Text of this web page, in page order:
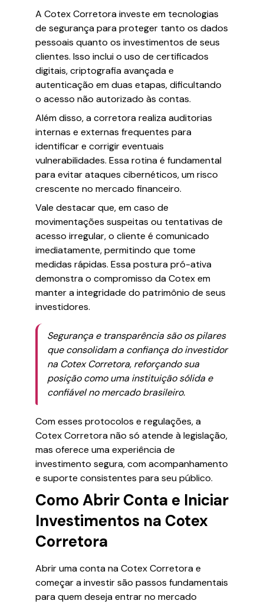
A Cotex Corretora investe em tecnologias
de segurança para proteger tanto os dados
pessoais quanto os investimentos de seus
clientes. Isso inclui o uso de certificados
digitais, criptografia avançada e
autenticação em duas etapas, dificultando
o acesso não autorizado às contas.
Além disso, a corretora realiza auditorias
internas e externas frequentes para
identificar e corrigir eventuais
vulnerabilidades. Essa rotina é fundamental
para evitar ataques cibernéticos, um risco
crescente no mercado financeiro.
Vale destacar que, em caso de
movimentações suspeitas ou tentativas de
acesso irregular, o cliente é comunicado
imediatamente, permitindo que tome
medidas rápidas. Essa postura pró-ativa
demonstra o compromisso da Cotex em
manter a integridade do patrimônio de seus
investidores.
Segurança e transparência são os pilares
que consolidam a confiança do investidor
na Cotex Corretora, reforçando sua
posição como uma instituição sólida e
confiável no mercado brasileiro.
Com esses protocolos e regulações, a
Cotex Corretora não só atende à legislação,
mas oferece uma experiência de
investimento segura, com acompanhamento
e suporte consistentes para seu público.
Como Abrir Conta e Iniciar
Investimentos na Cotex
Corretora
Abrir uma conta na Cotex Corretora e
começar a investir são passos fundamentais
para quem deseja entrar no mercado